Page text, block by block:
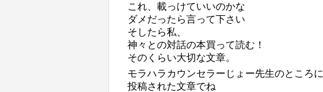
これ、載っけていいのかな
ダメだったら言って下さい
そしたら私、
神々との対話の本買って読む！
そのくらい大切な文章。
モラハラ カウンセラーじょー先生のところに
投稿された文章でね